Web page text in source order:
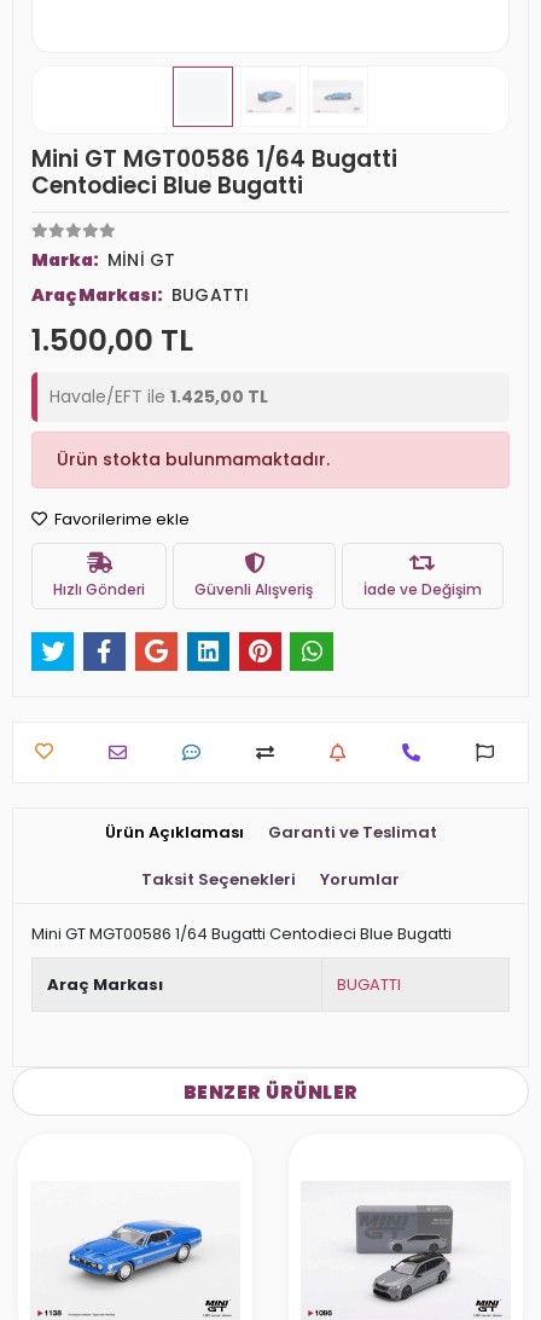
Mini GT MGT00586 1/64 Bugatti
Centodieci Blue Bugatti
Marka: MİNİ GT
Araç Markası: BUGATTI
1.500,00 TL
Havale/EFT ile 1.425,00 TL
Ürün stokta bulunmamaktadır.
Favorilerime ekle
Hızlı Gönderi Güvenli Alışveriş İade ve Değişim
Ürün Açıklaması Garanti ve Teslimat
Taksit Seçenekleri Yorumlar
Mini GT MGT00586 1/64 Bugatti Centodieci Blue Bugatti
Araç Markası BUGATTI
BENZER ÜRÜNLER